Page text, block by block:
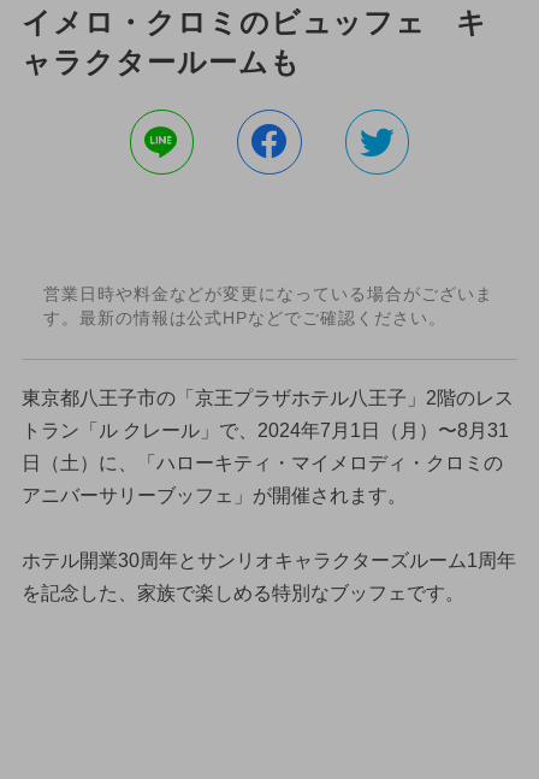
イメロ・クロミのビュッフェ キ
ャラクタールームも
営業日時や料金などが変更になっている場合がございま
す。最新の情報は公式HPなどでご確認ください。
東京都八王子市の「京王プラザホテル八王子」2階のレス
トラン「ル クレール」で、2024年7月1日（月）〜8月31
日（土）に、「ハローキティ・マイメロディ・クロミの
アニバーサリーブッフェ」が開催されます。
ホテル開業30周年とサンリオキャラクターズルーム1周年
を記念した、家族で楽しめる特別なブッフェです。